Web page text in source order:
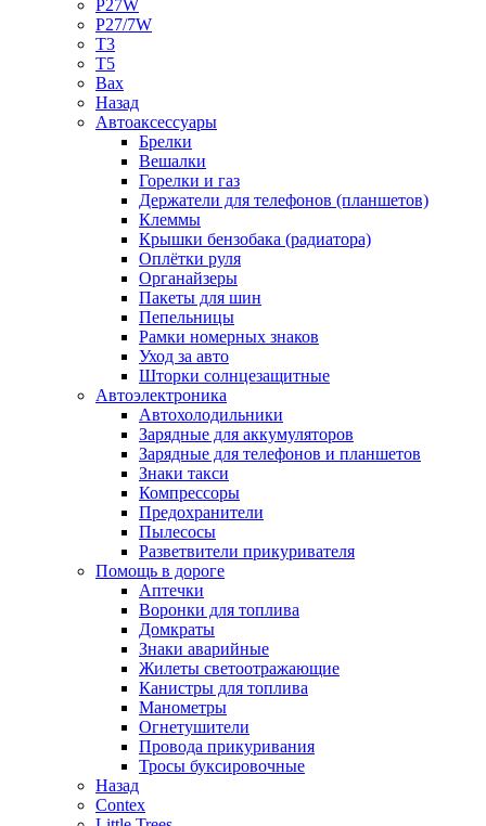
P27W
P27/7W
T3
T5
Bax
Назад
Автоаксессуары
Брелки
Вешалки
Горелки и газ
Держатели для телефонов (планшетов)
Клеммы
Крышки бензобака (радиатора)
Оплётки руля
Органайзеры
Пакеты для шин
Пепельницы
Рамки номерных знаков
Уход за авто
Шторки солнцезащитные
Автоэлектроника
Автохолодильники
Зарядные для аккумуляторов
Зарядные для телефонов и планшетов
Знаки такси
Компрессоры
Предохранители
Пылесосы
Разветвители прикуривателя
Помощь в дороге
Аптечки
Воронки для топлива
Домкраты
Знаки аварийные
Жилеты светоотражающие
Канистры для топлива
Манометры
Огнетушители
Провода прикуривания
Тросы буксировочные
Назад
Contex